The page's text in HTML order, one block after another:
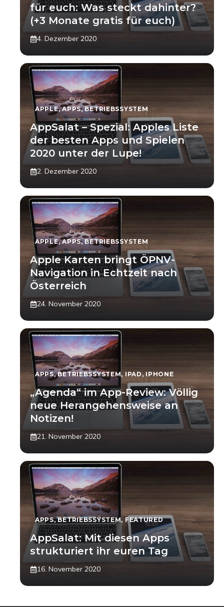
für euch: Was steckt dahinter?
(+3 Monate gratis für euch)
4. Dezember 2020
APPLE,APPS,BETRIEBSSYSTEM
AppSalat – Spezial: Apples Liste
der besten Apps und Spielen
2020 unter der Lupe!
2. Dezember 2020
APPLE,APPS,BETRIEBSSYSTEM
Apple Karten bringt ÖPNV-
Navigation in Echtzeit nach
Österreich
24. November 2020
APPS,BETRIEBSSYSTEM,IPAD,IPHONE
„Agenda“ im App-Review: Völlig
neue Herangehensweise an
Notizen!
21. November 2020
APPS,BETRIEBSSYSTEM, FEATURED
AppSalat: Mit diesen Apps
strukturiert ihr euren Tag
16. November 2020